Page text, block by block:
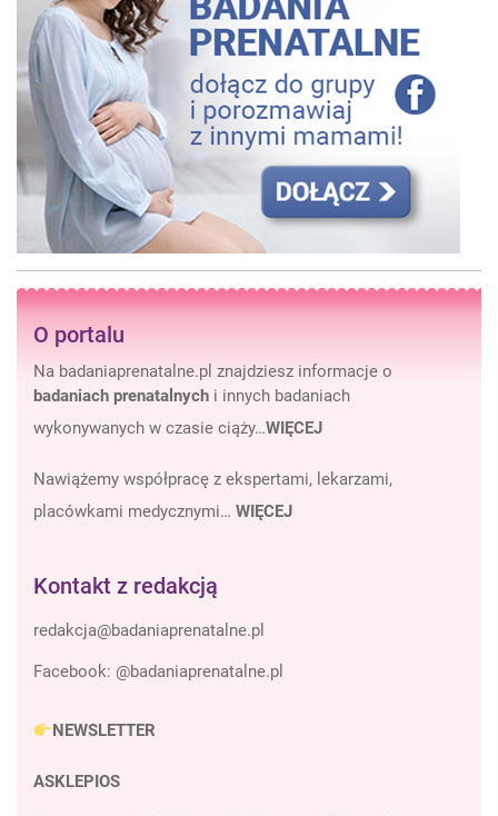
O portalu
Na badaniaprenatalne.pl znajdziesz informacje o
badaniach prenatalnych i innych badaniach
wykonywanych w czasie ciąży…WIĘCEJ
Nawiążemy współpracę z ekspertami, lekarzami,
placówkami medycznymi… WIĘCEJ
Kontakt z redakcją
Facebook: @badaniaprenatalne.pl
NEWSLETTER
ASKLEPIOS